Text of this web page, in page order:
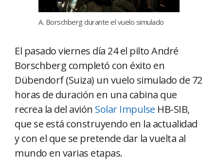
A. Borschberg durante el vuelo simulado
El pasado viernes día 24 el pilto André
Borschberg completó con éxito en
Dübendorf (Suiza) un vuelo simulado de 72
horas de duración en una cabina que
recrea la del avión Solar Impulse HB-SIB,
que se está construyendo en la actualidad
y con el que se pretende dar la vuelta al
mundo en varias etapas.